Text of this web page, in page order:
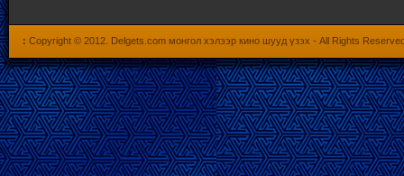
: Copyright © 2012. Delgets.com монгол хэлээр кино шууд үзэх - All Rights